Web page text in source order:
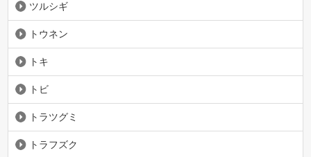
ツルシギ
トウネン
トキ
トビ
トラツグミ
トラフズク